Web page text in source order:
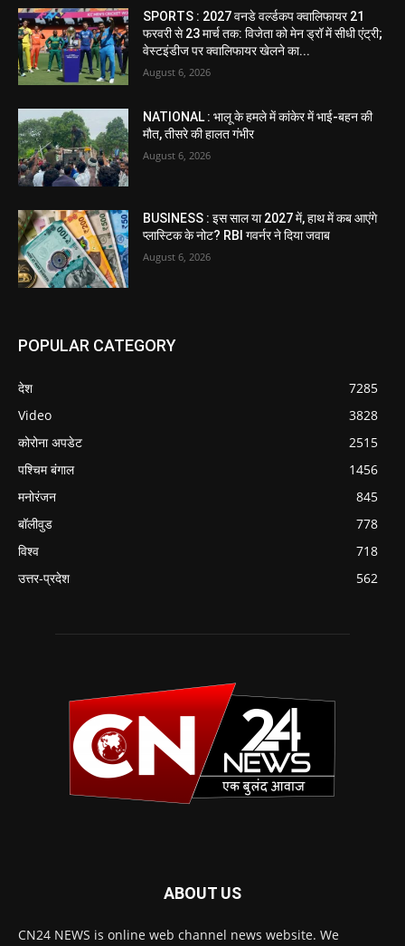
SPORTS : 2027 वनडे वर्ल्डकप क्वालिफायर 21
फरवरी से 23 मार्च तक: विजेता को मेन ड्रॉ में सीधी एंट्री;
वेस्टइंडीज पर क्वालिफायर खेलने का...
August 6, 2026
NATIONAL : भालू के हमले में कांकेर में भाई-बहन की
मौत, तीसरे की हालत गंभीर
August 6, 2026
BUSINESS : इस साल या 2027 में, हाथ में कब आएंगे
प्लास्टिक के नोट? RBI गवर्नर ने दिया जवाब
August 6, 2026
POPULAR CATEGORY
देश
7285
Video
3828
कोरोना अपडेट
2515
पश्चिम बंगाल
1456
मनोरंजन
845
बॉलीवुड
778
विश्व
718
उत्तर-प्रदेश
562
ABOUT US
CN24 NEWS is online web channel news website. We